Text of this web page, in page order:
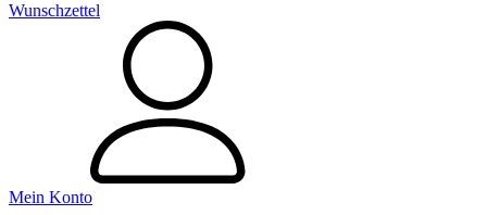
Wunschzettel
Mein Konto